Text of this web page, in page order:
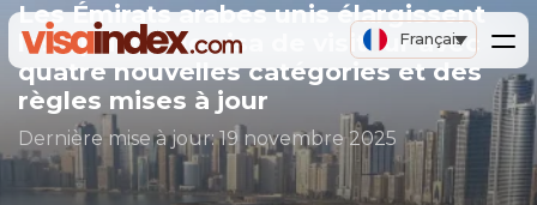
Français
Les Émirats arabes unis élargissent
les options de visa de visiteur avec
quatre nouvelles catégories et des
règles mises à jour
Dernière mise à jour: 19 novembre 2025